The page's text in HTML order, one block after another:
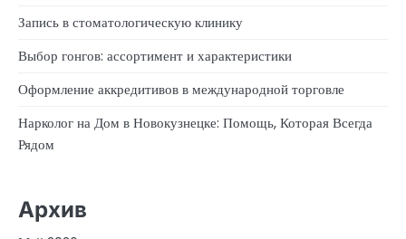
Запись в стоматологическую клинику
Выбор гонгов: ассортимент и характеристики
Оформление аккредитивов в международной торговле
Нарколог на Дом в Новокузнецке: Помощь, Которая Всегда
Рядом
Архив